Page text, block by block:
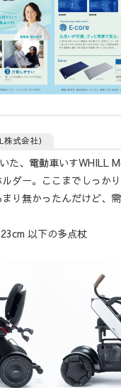
式会社）
た、電動車いすWHILL
ダー。ここまでしっか
り無かったんだけど、
以下の多点杖